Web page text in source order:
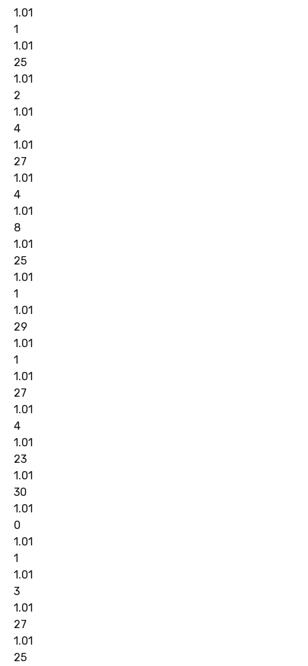
1.01
1
1.01
25
1.01
2
1.01
4
1.01
27
1.01
4
1.01
8
1.01
25
1.01
1
1.01
29
1.01
1
1.01
27
1.01
4
1.01
23
1.01
30
1.01
0
1.01
1
1.01
3
1.01
27
1.01
25